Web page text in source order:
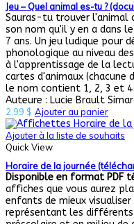
Jeu – Quel animal es-tu ?
Sauras-tu trouver l'animal
son nom qu'il y en a dans
7 ans. Un jeu ludique pour
phonologique au niveau
à l'apprentissage de la
cartes d'animaux
le nom contient 1, 2, 3 et
Auteure : Lucie Brault
2,99 $ Ajouter au panier
Ajouter à la liste de souhaits
Quick View
Horaire de la journée
Disponible en format PDF
affiches que vous aurez
enfants de mieux
représentant les